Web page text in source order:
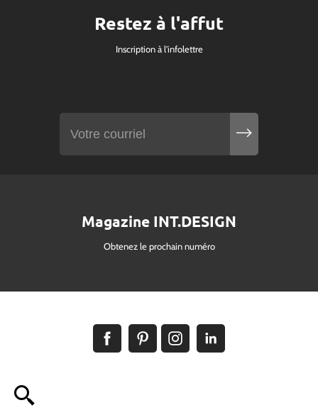
Restez à l'affut
Inscription à l'infolettre
Magazine INT.DESIGN
Obtenez le prochain numéro